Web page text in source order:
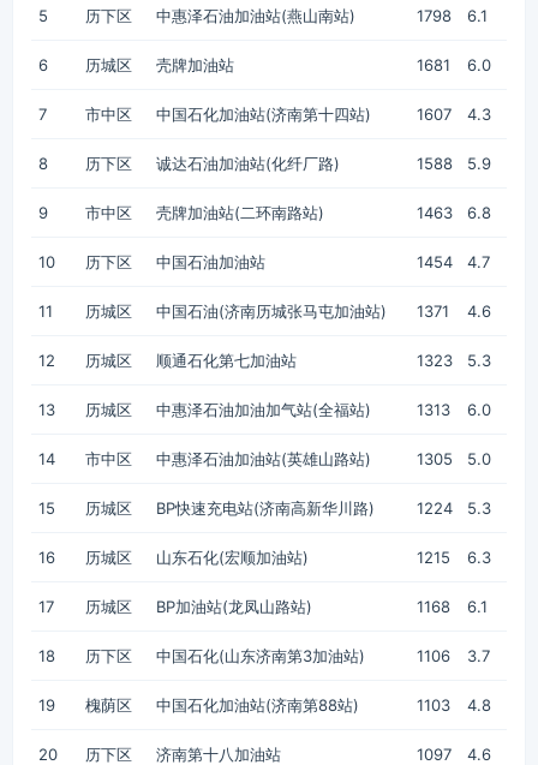
5 历下区 中惠泽石油加油站(燕山南站) 1798 6.1
6 历城区 壳牌加油站 1681 6.0
7 市中区 中国石化加油站(济南第十四站) 1607 4.3
8 历下区 诚达石油加油站(化纤厂路) 1588 5.9
9 市中区 壳牌加油站(二环南路站) 1463 6.8
10 历下区 中国石油加油站 1454 4.7
11 历城区 中国石油(济南历城张马屯加油站) 1371 4.6
12 历城区 顺通石化第七加油站 1323 5.3
13 历城区 中惠泽石油加油加气站(全福站) 1313 6.0
14 市中区 中惠泽石油加油站(英雄山路站) 1305 5.0
15 历城区 BP快速充电站(济南高新华川路) 1224 5.3
16 历城区 山东石化(宏顺加油站) 1215 6.3
17 历城区 BP加油站(龙凤山路站) 1168 6.1
18 历下区 中国石化(山东济南第3加油站) 1106 3.7
19 槐荫区 中国石化加油站(济南第88站) 1103 4.8
20 历下区 济南第十八加油站 1097 4.6